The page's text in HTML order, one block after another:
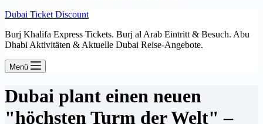
Dubai Ticket Discount
Burj Khalifa Express Tickets. Burj al Arab Eintritt & Besuch. Abu
Dhabi Aktivitäten & Aktuelle Dubai Reise-Angebote.
Menü
Dubai plant einen neuen
"höchsten Turm der Welt" –